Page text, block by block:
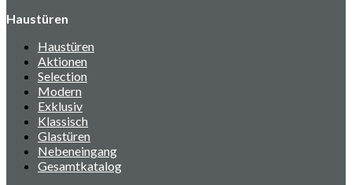
Haustüren
Haustüren
Aktionen
Selection
Modern
Exklusiv
Klassisch
Glastüren
Nebeneingang
Gesamtkatalog